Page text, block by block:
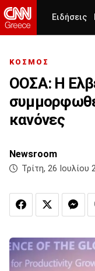
Ειδήσεις
ΚΟΣΜΟΣ
ΟΟΣΑ: Η
κανόνες
Newsroom
Τρίτη, 26 Ιουλίου